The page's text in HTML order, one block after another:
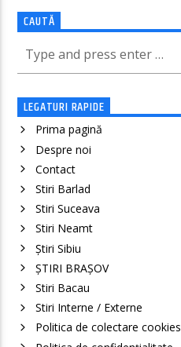
CAUTĂ
LEGATURI RAPIDE
Prima pagină
Despre noi
Contact
Stiri Barlad
Stiri Suceava
Stiri Neamt
Știri Sibiu
ȘTIRI BRAȘOV
Stiri Bacau
Stiri Interne / Externe
Politica de colectare cookies